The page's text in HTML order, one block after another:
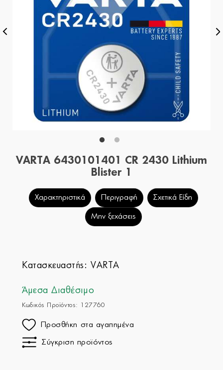
VARTA 6430101401 CR 2430 Lithium
Blister 1
Χαρακτηριστικά Περιγραφή Σχετικά Είδη
Μην ξεχάσεις
Κατασκευαστής:VARTA
Άμεσα Διαθέσιμο
Κωδικός Προϊόντος: 127760
Προσθήκη στα αγαπημένα
Σύγκριση προϊόντος